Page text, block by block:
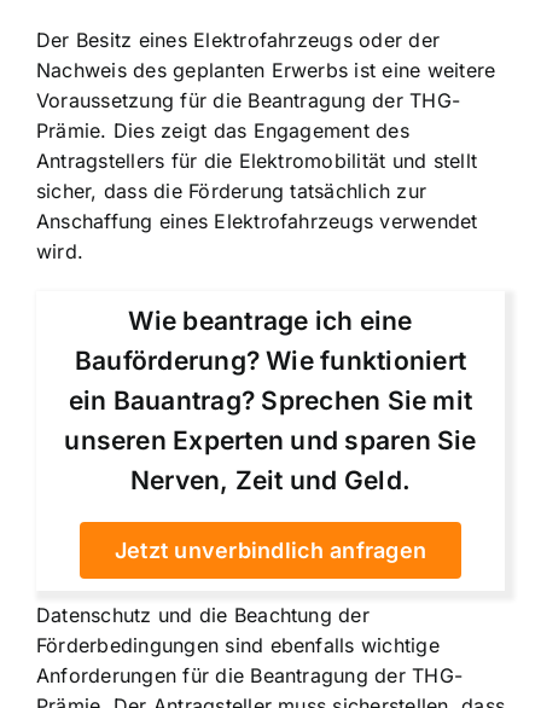
Der Besitz eines Elektrofahrzeugs oder der
Nachweis des geplanten Erwerbs ist eine weitere
Voraussetzung für die Beantragung der THG-
Prämie. Dies zeigt das Engagement des
Antragstellers für die Elektromobilität und stellt
sicher, dass die Förderung tatsächlich zur
Anschaffung eines Elektrofahrzeugs verwendet
wird.
Wie beantrage ich eine
Bauförderung? Wie funktioniert
ein Bauantrag? Sprechen Sie mit
unseren Experten und sparen Sie
Nerven, Zeit und Geld.
Jetzt unverbindlich anfragen
Datenschutz und die Beachtung der
Förderbedingungen sind ebenfalls wichtige
Anforderungen für die Beantragung der THG-